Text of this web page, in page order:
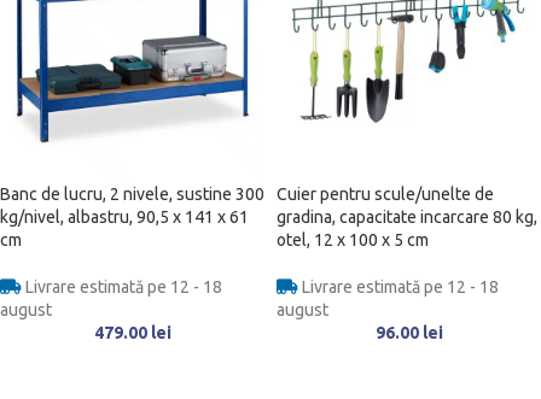
Banc de lucru, 2 nivele, sustine 300
kg/nivel, albastru, 90,5 x 141 x 61
cm
Livrare estimată pe 12 - 18
august
479.00 lei
Cuier pentru scule/unelte de
gradina, capacitate incarcare 80 kg,
otel, 12 x 100 x 5 cm
Livrare estimată pe 12 - 18
august
96.00 lei